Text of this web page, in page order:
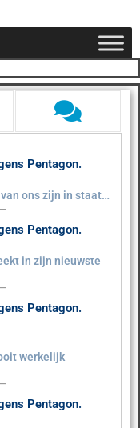
Pentagon.
ons zijn in staat…
Pentagon.
in zijn nieuwste
Pentagon.
werkelijk
Pentagon.